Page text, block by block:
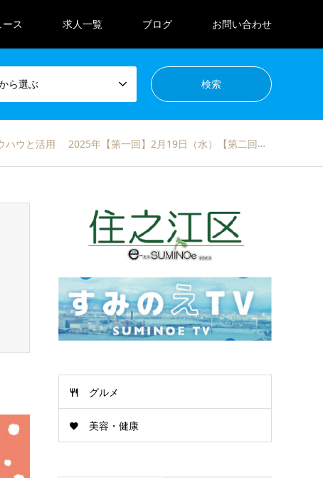
ス 求人一覧 ブログ お問い合わせ
ら選ぶ
用 2025年【第一回】2月19日（水）【第二回】2月26日（水）
グルメ
美容・健康